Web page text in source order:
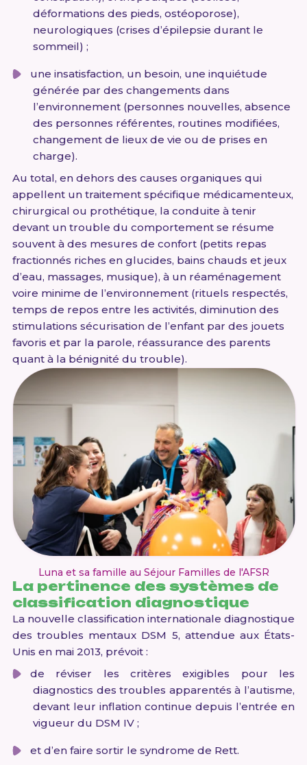
déformations des pieds, ostéoporose),
neurologiques (crises d’épilepsie durant le
sommeil) ;
une insatisfaction, un besoin, une inquiétude
générée par des changements dans
l’environnement (personnes nouvelles, absence
des personnes référentes, routines modifiées,
changement de lieux de vie ou de prises en
charge).
Au total, en dehors des causes organiques qui
appellent un traitement spécifique médicamenteux,
chirurgical ou prothétique, la conduite à tenir
devant un trouble du comportement se résume
souvent à des mesures de confort (petits repas
fractionnés riches en glucides, bains chauds et jeux
d’eau, massages, musique), à un réaménagement
voire minime de l’environnement (rituels respectés,
temps de repos entre les activités, diminution des
stimulations sécurisation de l’enfant par des jouets
favoris et par la parole, réassurance des parents
quant à la bénignité du trouble).
Luna et sa famille au Séjour Familles de l'AFSR
La pertinence des systèmes de
classification diagnostique
La nouvelle classification internationale diagnostique
des troubles mentaux DSM 5, attendue aux États-
Unis en mai 2013, prévoit :
de réviser les critères exigibles pour les
diagnostics des troubles apparentés à l’autisme,
devant leur inflation continue depuis l’entrée en
vigueur du DSM IV ;
et d’en faire sortir le syndrome de Rett.